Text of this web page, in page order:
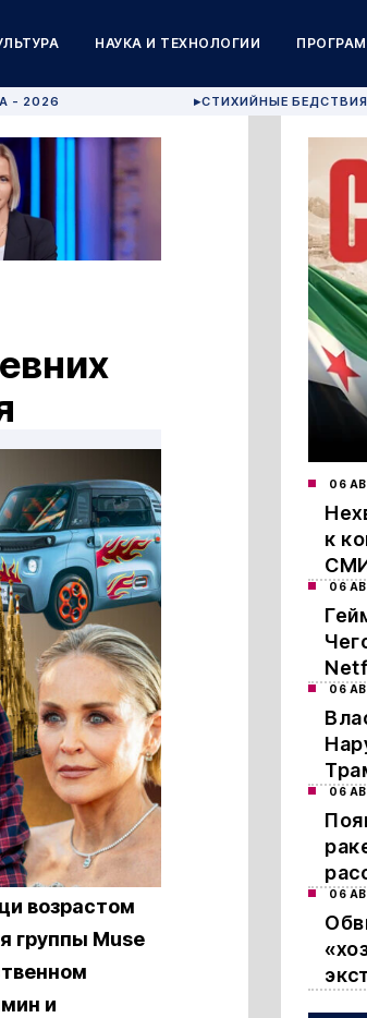
НАУКА И ТЕХНОЛОГИИ
- 2026 ▶СТИХИЙНЫЕ БЕДСТВИЯ
возрастом
группы Muse
и
06
к
06
06
06
06